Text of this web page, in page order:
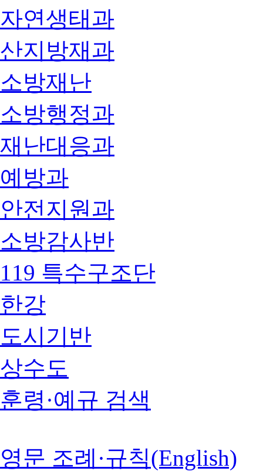
자연생태과
산지방재과
소방재난
소방행정과
재난대응과
예방과
안전지원과
소방감사반
119 특수구조단
한강
도시기반
상수도
훈령·예규 검색
영문 조례·규칙(English)